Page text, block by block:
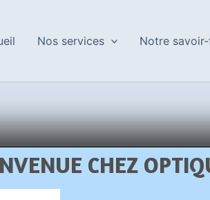
Nos services Notre
CHEZ